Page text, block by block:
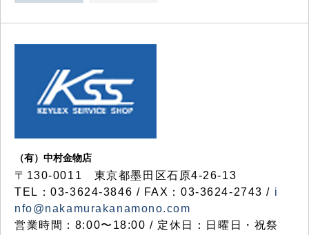
（有）中村金物店
〒130-0011 東京都墨田区石原4-26-13
TEL：03-3624-3846 / FAX：03-3624-2743 / i
nfo@nakamurakanamono.com
営業時間：8:00〜18:00 / 定休日：日曜日・祝祭